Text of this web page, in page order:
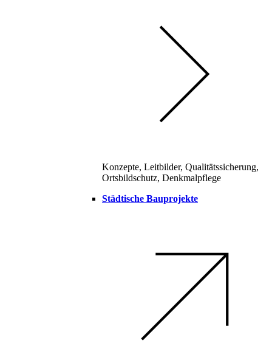
Konzepte, Leitbilder, Qualitätssicherung,
Ortsbildschutz, Denkmalpflege
Städtische Bauprojekte